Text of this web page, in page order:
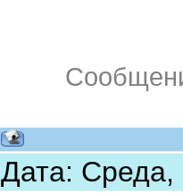
Дата: